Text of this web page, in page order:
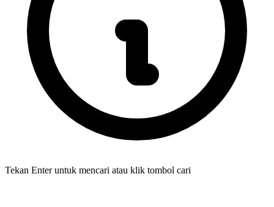
Tekan Enter untuk mencari atau klik tombol cari